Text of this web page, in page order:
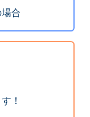
合
！